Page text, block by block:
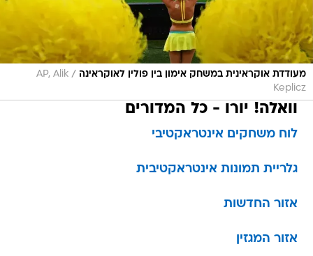
מעודדת אוקראינית במשחק אימון בין פולין לאוקראינה /
AP, Alik
Keplicz
וואלה! יורו - כל המדורים
לוח משחקים אינטראקטיבי
גלריית תמונות אינטראקטיבית
אזור החדשות
אזור המגזין